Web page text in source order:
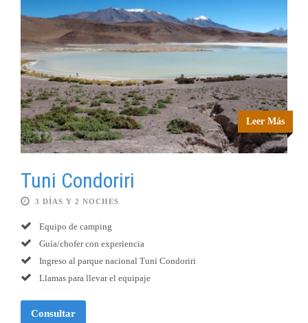
Leer Más
Tuni Condoriri
3 DÍAS Y 2 NOCHES
Equipo de camping
Guía/chofer con experiencia
Ingreso al parque nacional Tuni Condoriri
Llamas para llevar el equipaje
Consultar